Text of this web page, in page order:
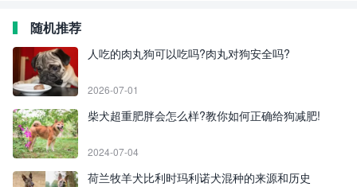
随机推荐
人吃的肉丸狗可以吃吗?肉丸对狗安全吗?
2026-07-01
柴犬超重肥胖会怎么样?教你如何正确给狗减肥!
2024-07-04
荷兰牧羊犬比利时玛利诺犬混种的来源和历史